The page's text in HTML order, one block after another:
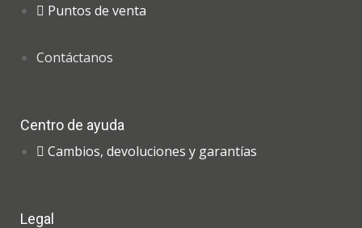
Puntos de venta
Contáctanos
Centro de ayuda
Cambios, devoluciones y garantías
Legal